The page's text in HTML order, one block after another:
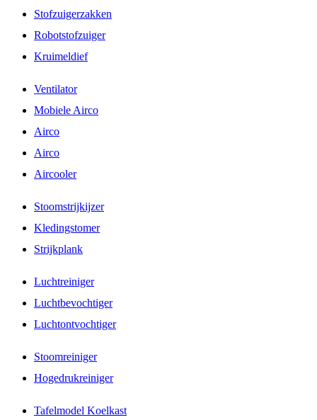
Stofzuigerzakken
Robotstofzuiger
Kruimeldief
Ventilator
Mobiele Airco
Airco
Airco
Aircooler
Stoomstrijkijzer
Kledingstomer
Strijkplank
Luchtreiniger
Luchtbevochtiger
Luchtontvochtiger
Stoomreiniger
Hogedrukreiniger
Tafelmodel Koelkast